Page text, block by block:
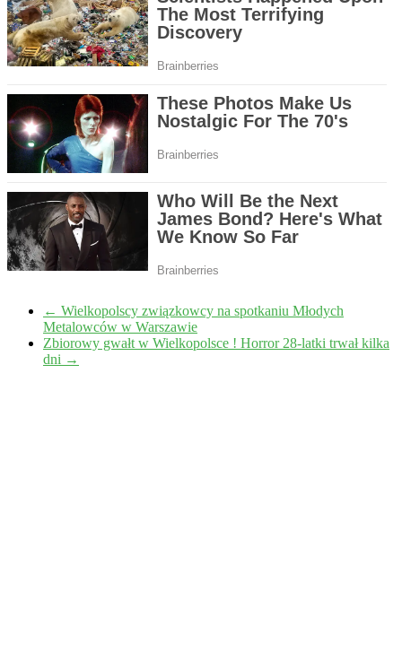
← Wielkopolscy związkowcy na spotkaniu Młodych
Metalowców w Warszawie
Zbiorowy gwałt w Wielkopolsce ! Horror 28-latki trwał kilka
dni →